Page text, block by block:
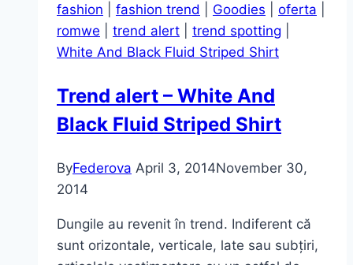
Noutățile
verii
fashion fashion trend Goodies oferta
romwe
trend alert trend spotting
White And Black Fluid Striped Shirt
Trend alert – White And
Black Fluid Striped Shirt
ByFederova April 3, 2014November 30,
2014
Dungile au revenit în trend. Indiferent că
sunt orizontale, verticale, late sau subțiri,